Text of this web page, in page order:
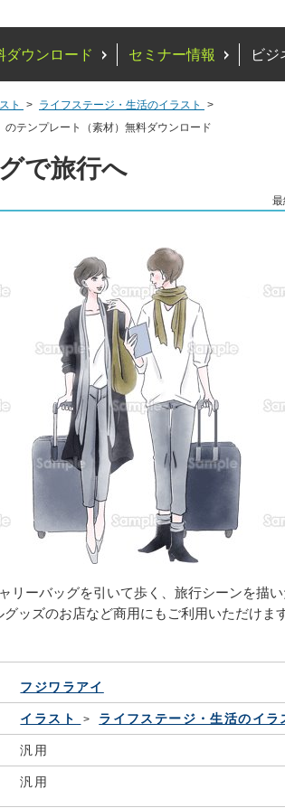
ダウンロード セミナー情報 ビジ
ト
ライフステージ・生活のイラスト
のテンプレート（素材）無料ダウンロード
で旅行へ
リーバッグを引いて歩く、旅行シーンを描
ッズのお店など商用にもご利用いただけま
フジワラアイ
イラスト ライフステージ・生活のイラ
汎用
汎用